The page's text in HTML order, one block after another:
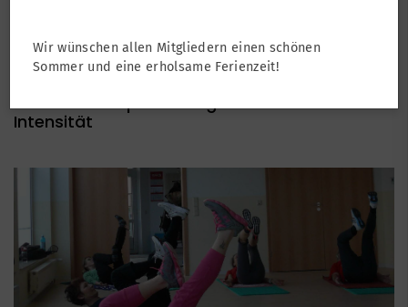
Bodyfit
... ein Ganzkörpertraining bei mittlerer
Intensität
Wir wünschen allen Mitgliedern einen schönen
Sommer und eine erholsame Ferienzeit!